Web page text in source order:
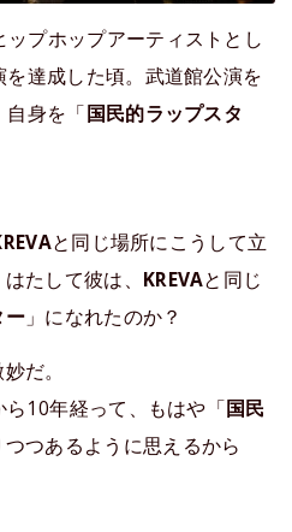
プホップアーティストとし
達成した頃。武道館公演を
自身を「国民的ラップスタ
と同じ場所にこうして立
たして彼は、 KREVAと同じ
ー 」になれたのか？
だ。
ら10年経って、もはや「国民
つあるように思えるから